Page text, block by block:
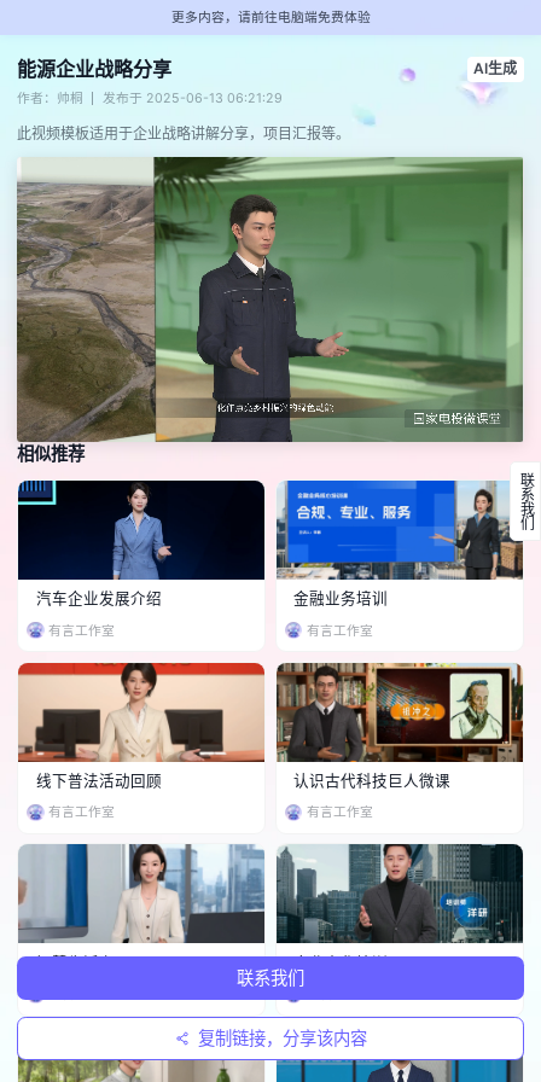
更多内容，请前往电脑端免费体验
能源企业战略分享 AI生成
作者：帅桐 发布于 2025-06-13 06:21:29
此视频模板适用于企业战略讲解分享，项目汇报等。
相似推荐
汽车企业发展介绍
有言工作室
金融业务培训
有言工作室
线下普法活动回顾
有言工作室
认识古代科技巨人微课
有言工作室
智慧生活专题 企业文化培训
联系我们
复制链接，分享该内容
联系我们